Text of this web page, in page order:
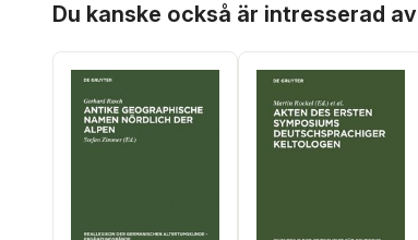
Du kanske också är intresserad av